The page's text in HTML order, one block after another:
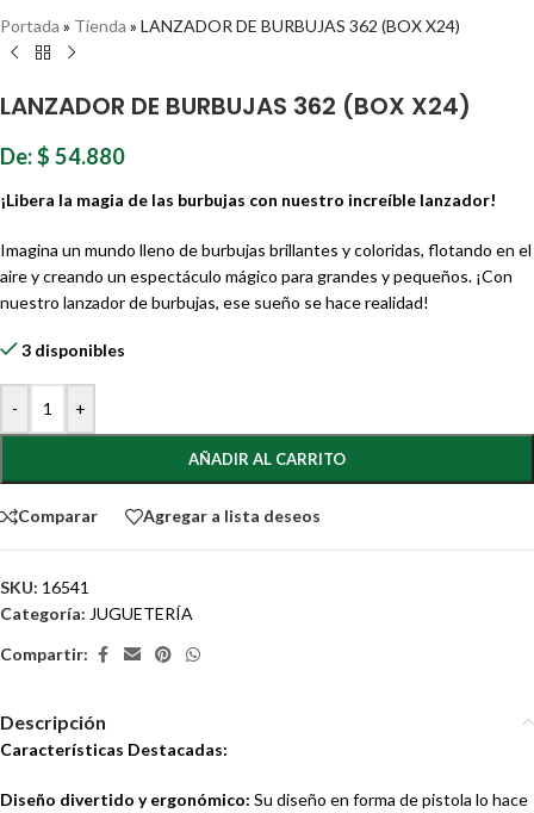
Portada » Tienda » LANZADOR DE BURBUJAS 362 (BOX X24)
LANZADOR DE BURBUJAS 362 (BOX X24)
De:$ 54.880
¡Libera la magia de las burbujas con nuestro increíble lanzador!
Imagina un mundo lleno de burbujas brillantes y coloridas, flotando en el
aire y creando un espectáculo mágico para grandes y pequeños. ¡Con
nuestro lanzador de burbujas, ese sueño se hace realidad!
3 disponibles
- +
AÑADIR AL CARRITO
Comparar Agregar a lista deseos
SKU: 16541
Categoría: JUGUETERÍA
Compartir:
Descripción
Características Destacadas:
Diseño divertido y ergonómico: Su diseño en forma de pistola lo hace